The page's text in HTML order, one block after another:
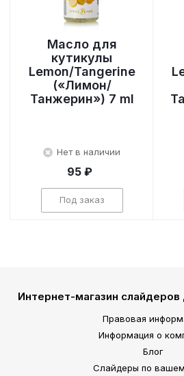
Масло для
кутикулы
Lemon/Tangerine
(«Лимон/
Танжерин») 7 ml
Нет в наличии
95 ₽
Под заказ
Интернет-магазин слайдеров
Правовая
Информация о
Блог
Слайдеры по